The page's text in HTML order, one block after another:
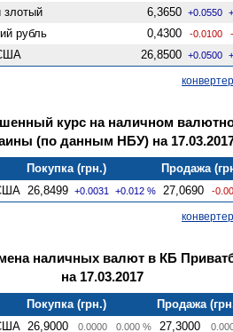
злотый 6,3650 +0.0550
рубль 0,4300 -0.0100
26,8500 +0.0500
конвертер
курс на наличном
(по данным НБУ) на
Покупка (грн.)
Продажа
26,8499 +0.0031 +0.012 % 27,0690 -
конвертер
наличных валют в КБ
на 17.03.2017
Покупка (грн.)
Продажа
26,9000 0.0000 0.000 % 27,3000